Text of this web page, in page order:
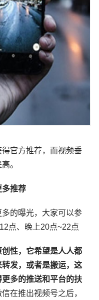
官方推荐，而视频垂
。
多推荐
的曝光，大家可以参
点、晚上20点~22点
性，它希望是人人都
发，或者是搬运，这
更多的推送和平台的扶
在推出视频号之后，